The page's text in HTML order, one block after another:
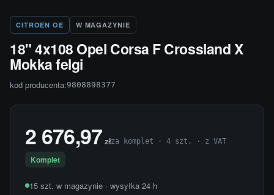
CITROEN OE W MAGAZYNIE
18" 4x108 Opel Corsa F Crossland X
Mokka felgi
kod producenta:9808898377
2 676,97 złza komplet · 4 szt. · z VAT
Komplet
15 szt. w magazynie · wysyłka 24 h